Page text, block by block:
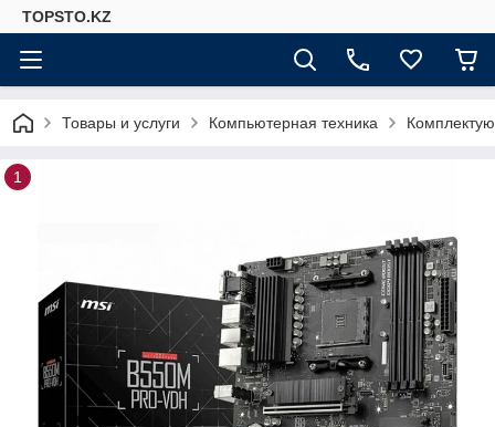
TOPSTO.KZ
Товары и услуги Компьютерная техника
1